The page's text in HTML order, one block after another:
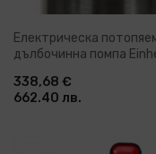
Електрическа
дълбочинна помпа
6500 л/ч (4170955)
338,68 €
662.40 лв.